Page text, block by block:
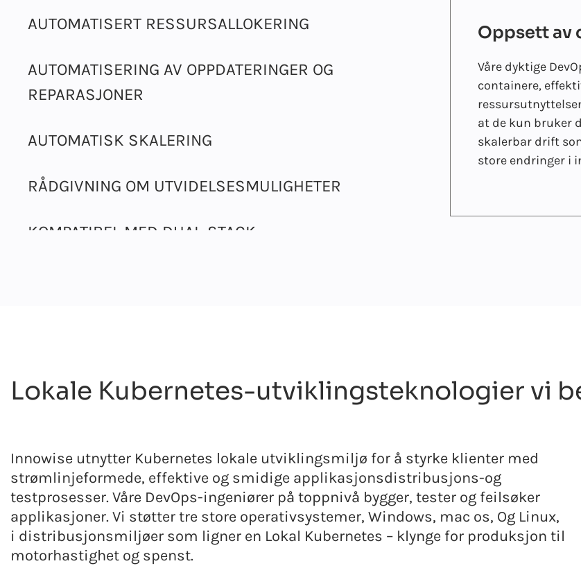
AUTOMATISERT RESSURSALLOKERING
AUTOMATISERING AV OPPDATERINGER OG
REPARASJONER
AUTOMATISK SKALERING
RÅDGIVNING OM UTVIDELSESMULIGHETER
KOMPATIBEL MED DUAL-STACK
Oppsett av
Våre dyktige
containere,
at de kun bruker
skalerbar drift
store endringer i
Lokale Kubernetes-utviklingsteknologier vi
Innowise utnytter Kubernetes lokale utviklingsmiljø for å styrke klienter med
strømlinjeformede, effektive og smidige applikasjonsdistribusjons-og
testprosesser. Våre DevOps-ingeniører på toppnivå bygger, tester og feilsøker
applikasjoner. Vi støtter tre store operativsystemer, Windows, mac os, Og Linux,
i distribusjonsmiljøer som ligner en Lokal Kubernetes – klynge for produksjon til
motorhastighet og spenst.